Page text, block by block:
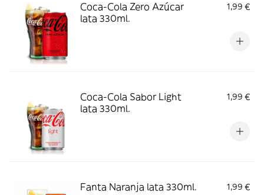
Coca-Cola Zero Azúcar
lata 330ml.
1,99 €
Coca-Cola Sabor Light
lata 330ml.
1,99 €
Fanta Naranja lata 330ml. 1,99 €